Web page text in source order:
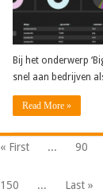
Bij het onderwerp
snel aan bedrijven
Read More »
« First ... 90
150
... Last »